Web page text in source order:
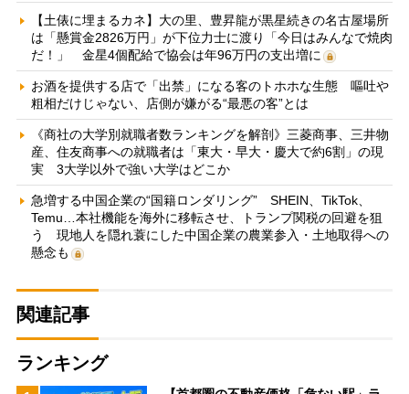
【土俵に埋まるカネ】大の里、豊昇龍が黒星続きの名古屋場所
は「懸賞金2826万円」が下位力士に渡り「今日はみんなで焼肉
だ！」 金星4個配給で協会は年96万円の支出増に
お酒を提供する店で「出禁」になる客のトホホな生態 嘔吐や
粗相だけじゃない、店側が嫌がる“最悪の客”とは
《商社の大学別就職者数ランキングを解剖》三菱商事、三井物
産、住友商事への就職者は「東大・早大・慶大で約6割」の現
実 3大学以外で強い大学はどこか
急増する中国企業の“国籍ロンダリング” SHEIN、TikTok、
Temu…本社機能を海外に移転させ、トランプ関税の回避を狙
う 現地人を隠れ蓑にした中国企業の農業参入・土地取得への
懸念も
関連記事
ランキング